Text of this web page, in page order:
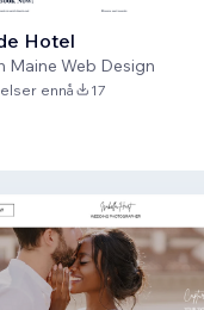
Hotel
Maine Web Design
ennå 17